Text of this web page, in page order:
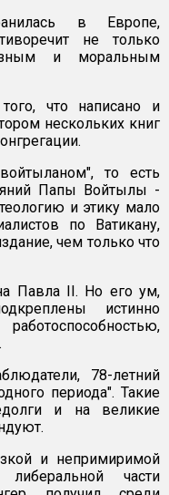
в Европе,
не только
и моральным
что написано и
нескольких книг
то есть
Папы Войтылы -
и этику мало
по Ватикану,
чем только что
Павла II. Но его ум,
истинно
78-летний
периода". Такие
и на великие
и непримиримой
части